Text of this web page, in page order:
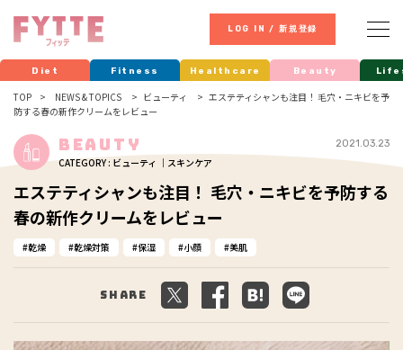
LOG IN / 新規登録
Diet Fitness Healthcare Beauty
TOP NEWS & TOPICS ビューティ
エステティシャンも注目！ 毛穴・ニキビを予
防する春の新作クリームをレビュー
Beauty
CATEGORY : ビューティ ｜スキンケア
2021.03.23
エステティシャンも注目！ 毛穴・ニキビを予防する
春の新作クリームをレビュー
乾燥 乾燥対策 保湿 小顔 美肌
Share